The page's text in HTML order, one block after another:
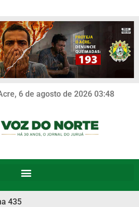
6 de agosto de 2026 03:48
435